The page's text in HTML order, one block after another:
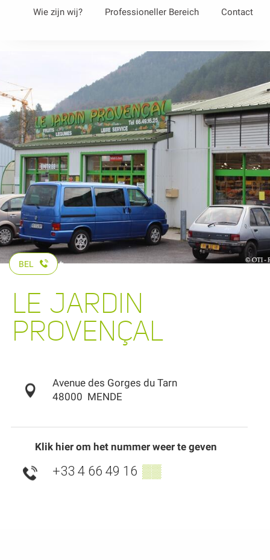
Wie zijn wij? Professioneller Bereich Contact
BEL
LE JARDIN
PROVENÇAL
Avenue des Gorges du Tarn
48000 MENDE
Klik hier om het nummer weer te geven
+33 4 66 49 16 ▒▒